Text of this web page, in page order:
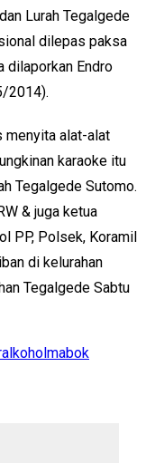
Lurah Tegalgede
dilepas paksa
dilaporkan Endro
2014).
menyita alat-alat
karaoke itu
Tegalgede Sutomo.
& juga ketua
PP, Polsek, Koramil
di kelurahan
Tegalgede Sabtu
mabok